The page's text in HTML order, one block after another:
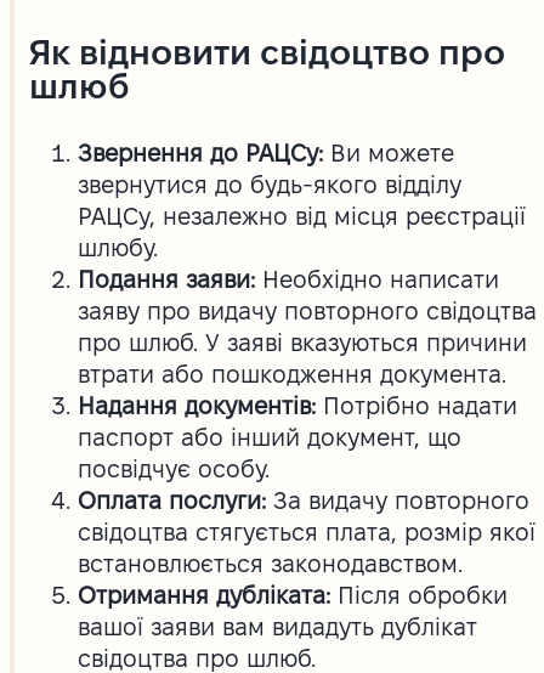
Як відновити свідоцтво про
шлюб
Звернення до РАЦСу:Ви можете
звернутися до будь-якого відділу
РАЦСу, незалежно від місця реєстрації
шлюбу.
Подання заяви:Необхідно написати
заяву про видачу повторного свідоцтва
про шлюб. У заяві вказуються причини
втрати або пошкодження документа.
Надання документів:Потрібно надати
паспорт або інший документ, що
посвідчує особу.
Оплата послуги:За видачу повторного
свідоцтва стягується плата, розмір якої
встановлюється законодавством.
Отримання дубліката:Після обробки
вашої заяви вам видадуть дублікат
свідоцтва про шлюб.